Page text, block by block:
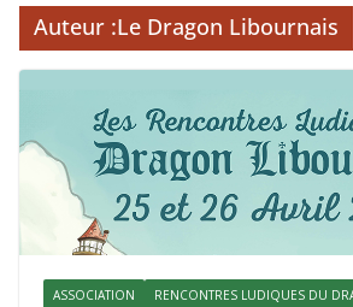
Auteur :Le Dragon Libournais
ASSOCIATION RENCONTRES LUDIQUES DU